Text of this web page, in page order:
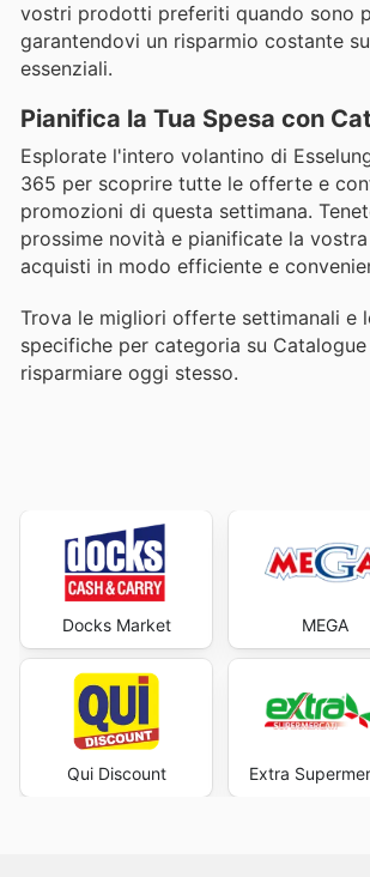
vostri prodotti preferiti quando sono
garantendovi un risparmio costante
essenziali.
Pianifica la Tua Spesa con
Esplorate l'intero volantino di
365 per scoprire tutte le offerte e
promozioni di questa settimana.
prossime novità e pianificate la
acquisti in modo efficiente e
Trova le migliori offerte settimanali e
specifiche per categoria su
risparmiare oggi stesso.
Docks Market
Qui Discount
MEGA
Extra